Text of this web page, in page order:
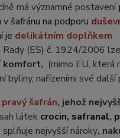
má významné postavení
šafránu na podporu
je delikátním doplňkem
Rady (ES) č. 1924/2006
komfort, (mimo EU, která
byliny, nařízeními své
pravý šafrán, jehož
látek crocin, safranal,
nejvyšší nároky,